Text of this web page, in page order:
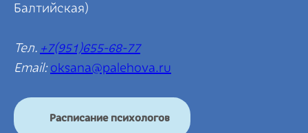
Балтийская)
Тел. +7(951)655-68-77
Email: oksana@palehova.ru
Расписание психологов